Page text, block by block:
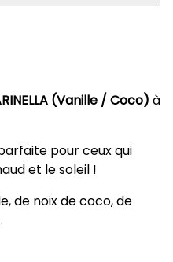
(Vanille / Coco) à
pour ceux qui
et le soleil !
de noix de coco, de